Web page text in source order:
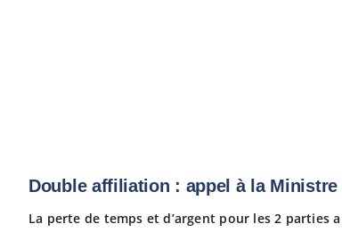
Double affiliation : appel à la Ministre
La perte de temps et d’argent pour les 2 parties